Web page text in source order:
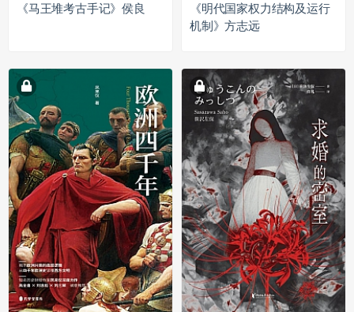
《马王堆考古手记》侯良
《明代国家权力结构及运行
机制》方志远